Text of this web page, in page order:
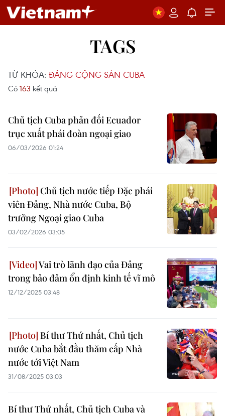
TAGS
TỪ KHÓA: ĐẢNG CỘNG SẢN CUBA
Có 163 kết quả
Chủ tịch Cuba phản đối Ecuador
trục xuất phái đoàn ngoại giao
06/03/2026 01:24
Chủ tịch nước tiếp Đặc phái
viên Đảng, Nhà nước Cuba, Bộ
trưởng Ngoại giao Cuba
03/02/2026 03:05
Vai trò lãnh đạo của Đảng
trong bảo đảm ổn định kinh tế vĩ mô
12/12/2025 03:48
Bí thư Thứ nhất, Chủ tịch
nước Cuba bắt đầu thăm cấp Nhà
nước tới Việt Nam
31/08/2025 03:03
Bí thư Thứ nhất, Chủ tịch Cuba và